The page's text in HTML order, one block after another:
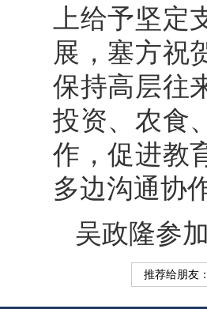
上给予坚
展，塞方祝
保持高层往
投资、农食
作，促进教
多边沟通协
吴政隆参
推荐给朋友：